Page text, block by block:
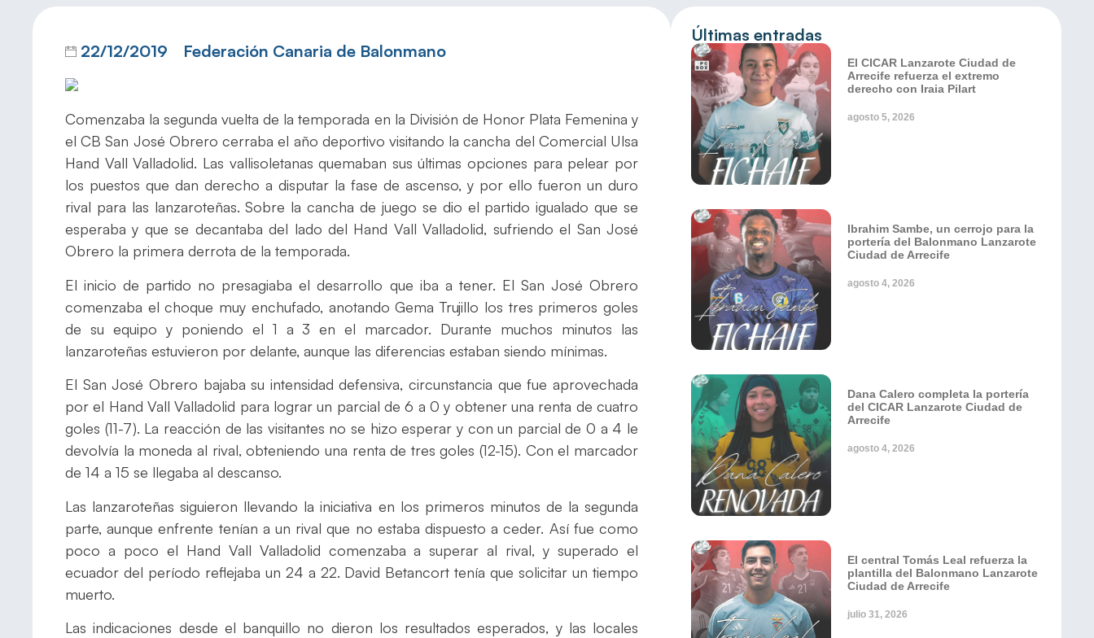
22/12/2019 Federación Canaria de Balonmano
Comenzaba la segunda vuelta de la temporada en la División de Honor Plata Femenina y
el CB San José Obrero cerraba el año deportivo visitando la cancha del Comercial Ulsa
Hand Vall Valladolid. Las vallisoletanas quemaban sus últimas opciones para pelear por
los puestos que dan derecho a disputar la fase de ascenso, y por ello fueron un duro
rival para las lanzaroteñas. Sobre la cancha de juego se dio el partido igualado que se
esperaba y que se decantaba del lado del Hand Vall Valladolid, sufriendo el San José
Obrero la primera derrota de la temporada.
El inicio de partido no presagiaba el desarrollo que iba a tener. El San José Obrero
comenzaba el choque muy enchufado, anotando Gema Trujillo los tres primeros goles
de su equipo y poniendo el 1 a 3 en el marcador. Durante muchos minutos las
lanzaroteñas estuvieron por delante, aunque las diferencias estaban siendo mínimas.
El San José Obrero bajaba su intensidad defensiva, circunstancia que fue aprovechada
por el Hand Vall Valladolid para lograr un parcial de 6 a 0 y obtener una renta de cuatro
goles (11-7). La reacción de las visitantes no se hizo esperar y con un parcial de 0 a 4 le
devolvía la moneda al rival, obteniendo una renta de tres goles (12-15). Con el marcador
de 14 a 15 se llegaba al descanso.
Las lanzaroteñas siguieron llevando la iniciativa en los primeros minutos de la segunda
parte, aunque enfrente tenían a un rival que no estaba dispuesto a ceder. Así fue como
poco a poco el Hand Vall Valladolid comenzaba a superar al rival, y superado el
ecuador del período reflejaba un 24 a 22. David Betancort tenía que solicitar un tiempo
muerto.
Las indicaciones desde el banquillo no dieron los resultados esperados, y las locales
Últimas entradas
El CICAR Lanzarote Ciudad de
Arrecife refuerza el extremo
derecho con Iraia Pilart
agosto 5, 2026
Ibrahim Sambe, un cerrojo para la
portería del Balonmano Lanzarote
Ciudad de Arrecife
agosto 4, 2026
Dana Calero completa la portería
del CICAR Lanzarote Ciudad de
Arrecife
agosto 4, 2026
El central Tomás Leal refuerza la
plantilla del Balonmano Lanzarote
Ciudad de Arrecife
julio 31, 2026